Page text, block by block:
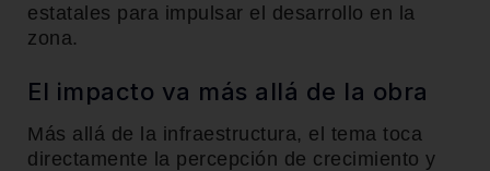
estatales para impulsar el desarrollo en la
zona.
El impacto va más allá de la obra
Más allá de la infraestructura, el tema toca
directamente la percepción de crecimiento y